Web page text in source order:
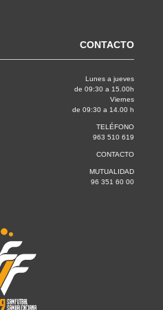
CONTACTO
Lunes a jueves
de 09:30 a 15.00h
Viernes
de 09:30 a 14.00 h
TELÉFONO
963 510 619
CONTACTO
MUTUALIDAD
96 351 60 00